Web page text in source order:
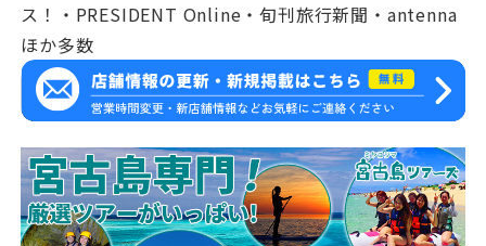
ス！・PRESIDENT Online・旬刊旅行新聞・antenna
ほか多数